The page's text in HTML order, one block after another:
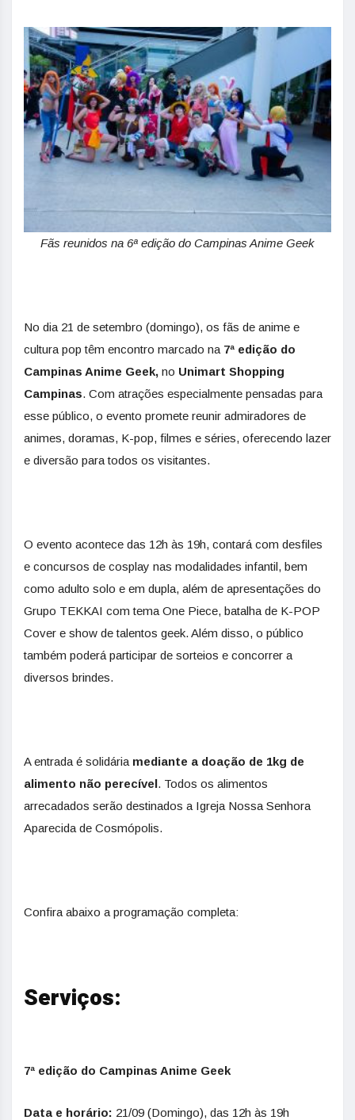
Fãs reunidos na 6ª edição do Campinas Anime Geek
No dia 21 de setembro (domingo), os fãs de anime e
cultura pop têm encontro marcado na 7ª edição do
Campinas Anime Geek, no Unimart Shopping
Campinas. Com atrações especialmente pensadas para
esse público, o evento promete reunir admiradores de
animes, doramas, K-pop, filmes e séries, oferecendo lazer
e diversão para todos os visitantes.
O evento acontece das 12h às 19h, contará com desfiles
e concursos de cosplay nas modalidades infantil, bem
como adulto solo e em dupla, além de apresentações do
Grupo TEKKAI com tema One Piece, batalha de K-POP
Cover e show de talentos geek. Além disso, o público
também poderá participar de sorteios e concorrer a
diversos brindes.
A entrada é solidária mediante a doação de 1kg de
alimento não perecível. Todos os alimentos
arrecadados serão destinados a Igreja Nossa Senhora
Aparecida de Cosmópolis.
Confira abaixo a programação completa:
Serviços:
7ª edição do Campinas Anime Geek
Data e horário: 21/09 (Domingo), das 12h às 19h